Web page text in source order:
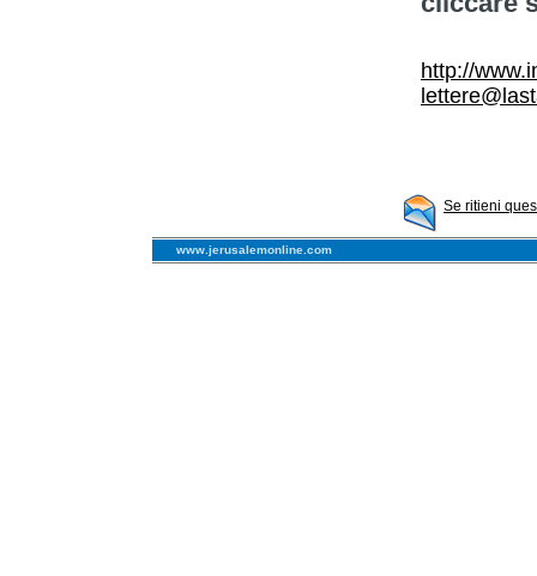
http://
Se ritieni
www.jerusalemonline.com